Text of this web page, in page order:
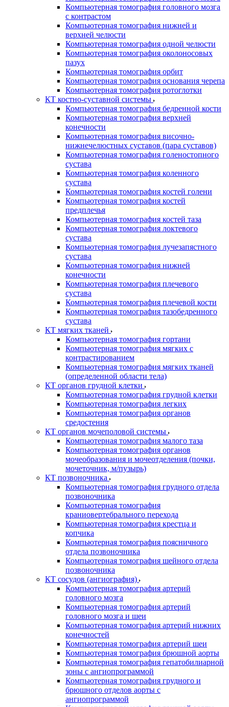
Компьютерная томография головного мозга
с контрастом
Компьютерная томография нижней и
верхней челюсти
Компьютерная томография одной челюсти
Компьютерная томография околоносовых
пазух
Компьютерная томография орбит
Компьютерная томография основания черепа
Компьютерная томография ротоглотки
КТ костно-суставной системы
Компьютерная томография бедренной кости
Компьютерная томография верхней
конечности
Компьютерная томография височно-
нижнечелюстных суставов (пара суставов)
Компьютерная томография голеностопного
сустава
Компьютерная томография коленного
сустава
Компьютерная томография костей голени
Компьютерная томография костей
предплечья
Компьютерная томография костей таза
Компьютерная томография локтевого
сустава
Компьютерная томография лучезапястного
сустава
Компьютерная томография нижней
конечности
Компьютерная томография плечевого
сустава
Компьютерная томография плечевой кости
Компьютерная томография тазобедренного
сустава
КТ мягких тканей
Компьютерная томография гортани
Компьютерная томография мягких с
контрастированием
Компьютерная томография мягких тканей
(определенной области тела)
КТ органов грудной клетки
Компьютерная томография грудной клетки
Компьютерная томография легких
Компьютерная томография органов
средостения
КТ органов мочеполовой системы
Компьютерная томография малого таза
Компьютерная томография органов
мочеобразования и мочеотделения (почки,
мочеточник, м/пузырь)
КТ позвоночника
Компьютерная томография грудного отдела
позвоночника
Компьютерная томография
краниовертебрального перехода
Компьютерная томография крестца и
копчика
Компьютерная томография поясничного
отдела позвоночника
Компьютерная томография шейного отдела
позвоночника
КТ сосудов (ангиография)
Компьютерная томография артерий
головного мозга
Компьютерная томография артерий
головного мозга и шеи
Компьютерная томография артерий нижних
конечностей
Компьютерная томография артерий шеи
Компьютерная томография брюшной аорты
Компьютерная томография гепатобилиарной
зоны с ангиопрограммой
Компьютерная томография грудного и
брюшного отделов аорты с
ангиопрограммой